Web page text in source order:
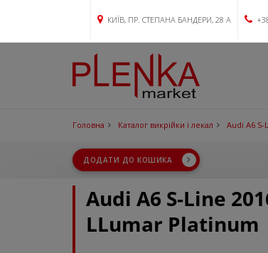
КИЇВ, ПР. СТЕПАНА БАНДЕРИ, 28 А
Головна Каталог викрійки і лекал Audi A6 S-
ДОДАТИ ДО КОШИКА
Audi A6 S-Line
LLumar Platinum